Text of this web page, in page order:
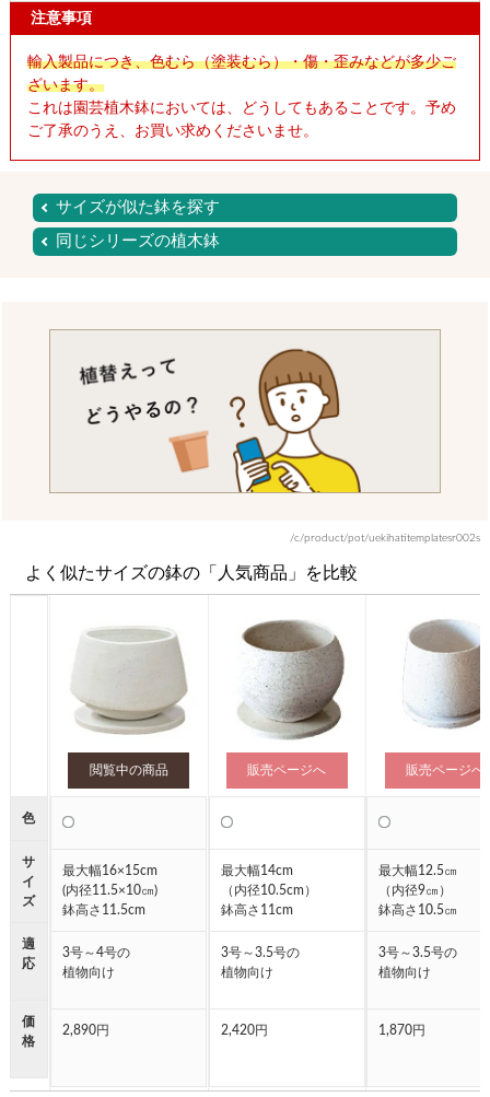
注意事項
輸入製品につき、色むら（塗装むら）・傷・歪みなどが多少ご
ざいます。
これは園芸植木鉢においては、どうしてもあることです。予め
ご了承のうえ、お買い求めくださいませ。
サイズが似た鉢を探す
同じシリーズの植木鉢
/c/product/pot/uekihatitemplatesr002s
よく似たサイズの鉢の「人気商品」を比較
色
サ
イ
ズ
適
応
価
格
閲覧中の商品
●
最大幅16×15cm
(内径11.5×10㎝)
鉢高さ11.5cm
3号～4号の
植物向け
2,890円
販売ページへ
●
最大幅14cm
（内径10.5cm）
鉢高さ11cm
3号～3.5号の
植物向け
2,420円
販売ページへ
●
最大幅12.5㎝
（内径9㎝）
鉢高さ10.5㎝
3号～3.5号の
植物向け
1,870円